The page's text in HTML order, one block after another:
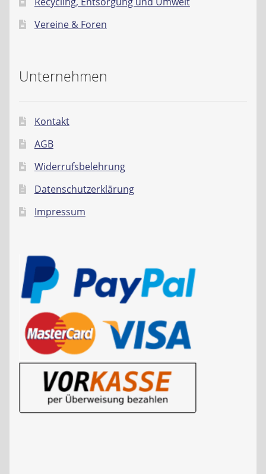
Vereine & Foren
Unternehmen
Kontakt
AGB
Widerrufsbelehrung
Datenschutzerklärung
Impressum